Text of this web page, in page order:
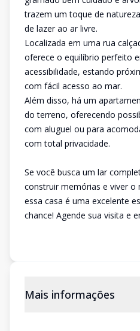
trazem um toque de
de lazer ao ar livre.
Localizada em uma rua
oferece o equilíbrio perfeito
acessibilidade, estando
com fácil acesso ao mar.
Além disso, há um
do terreno, oferecendo
com aluguel ou para
com total privacidade.
Se você busca um lar
construir memórias e viver o
essa casa é uma excelente
chance! Agende sua visita e
Mais informações